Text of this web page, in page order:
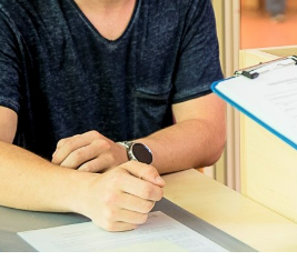
/ Onkologie
& Pflege